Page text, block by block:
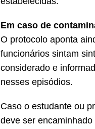
Em caso de
O protocolo aponta
funcionários sintam
considerado e
nesses episódios.
Caso o estudante ou
deve ser